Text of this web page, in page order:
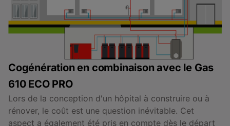
Cogénération en combinaison avec le Gas
610 ECO PRO
Lors de la conception d'un hôpital à construire ou à
rénover, le coût est une question inévitable. Cet
aspect a également été pris en compte dès le départ